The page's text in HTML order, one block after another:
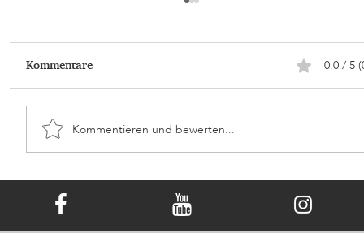
Die Sprache der Farben: Den
Erinnerungsdiamanten wählen, der Ihr
Herz berührt
Kommentare 0.0 / 5
Kommentieren und bewerten...